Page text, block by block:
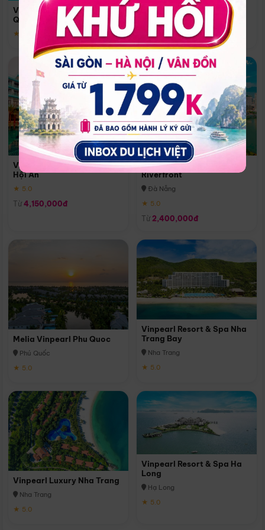
Vinpearl Resort & Spa Phu
Quoc
★ 5.0
Quoc
Phú Quốc
★ 5.0
Vinpearl Resort & Golf Nam
Hội An
★ 5.0
Từ 4,150,000đ
Melia Vinpearl Danang
Riverfront
Đà Nẵng
★ 5.0
Từ 2,400,000đ
Melia Vinpearl Phu Quoc
Phú Quốc
★ 5.0
Vinpearl Resort & Spa Nha
Trang Bay
Nha Trang
★ 5.0
Vinpearl Luxury Nha Trang
Nha Trang
★ 5.0
Vinpearl Resort & Spa Ha
Long
Hạ Long
★ 5.0